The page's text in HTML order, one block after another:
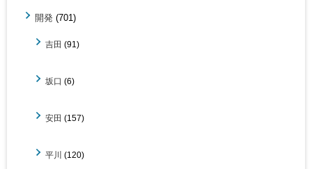
開発 (701)
吉田 (91)
坂口 (6)
安田 (157)
平川 (120)